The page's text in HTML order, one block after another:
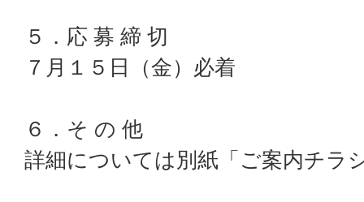
５．応 募 締 切
７月１５日（金）必着
６．そ の 他
詳細については別紙「ご案内チラ